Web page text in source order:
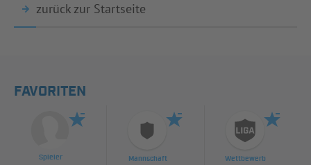
zurück zur Startseite
FAVORITEN
Spieler Mannschaft Wettbewerb